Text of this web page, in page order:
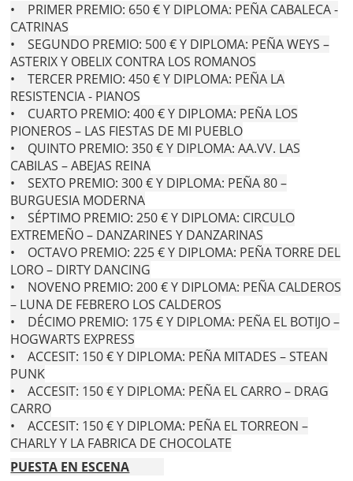
• PRIMER PREMIO: 650 € Y DIPLOMA: PEÑA CABALECA -
CATRINAS
• SEGUNDO PREMIO: 500 € Y DIPLOMA: PEÑA WEYS –
ASTERIX Y OBELIX CONTRA LOS ROMANOS
• TERCER PREMIO: 450 € Y DIPLOMA: PEÑA LA
RESISTENCIA - PIANOS
• CUARTO PREMIO: 400 € Y DIPLOMA: PEÑA LOS
PIONEROS – LAS FIESTAS DE MI PUEBLO
• QUINTO PREMIO: 350 € Y DIPLOMA: AA.VV. LAS
CABILAS – ABEJAS REINA
• SEXTO PREMIO: 300 € Y DIPLOMA: PEÑA 80 –
BURGUESIA MODERNA
• SÉPTIMO PREMIO: 250 € Y DIPLOMA: CIRCULO
EXTREMEÑO – DANZARINES Y DANZARINAS
• OCTAVO PREMIO: 225 € Y DIPLOMA: PEÑA TORRE DEL
LORO – DIRTY DANCING
• NOVENO PREMIO: 200 € Y DIPLOMA: PEÑA CALDEROS
– LUNA DE FEBRERO LOS CALDEROS
• DÉCIMO PREMIO: 175 € Y DIPLOMA: PEÑA EL BOTIJO –
HOGWARTS EXPRESS
• ACCESIT: 150 € Y DIPLOMA: PEÑA MITADES – STEAN
PUNK
• ACCESIT: 150 € Y DIPLOMA: PEÑA EL CARRO – DRAG
CARRO
• ACCESIT: 150 € Y DIPLOMA: PEÑA EL TORREON –
CHARLY Y LA FABRICA DE CHOCOLATE
PUESTA EN ESCENA